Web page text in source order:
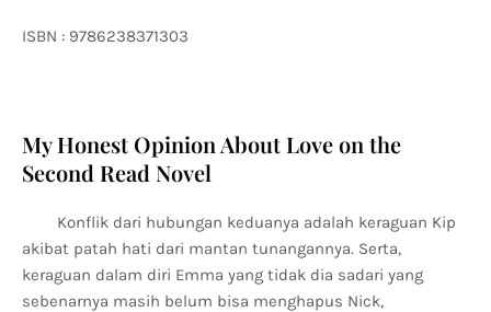
ISBN : 9786238371303
My Honest Opinion About Love on the
Second Read Novel
Konflik dari hubungan keduanya adalah keraguan Kip
akibat patah hati dari mantan tunangannya. Serta,
keraguan dalam diri Emma yang tidak dia sadari yang
sebenarnya masih belum bisa menghapus Nick,